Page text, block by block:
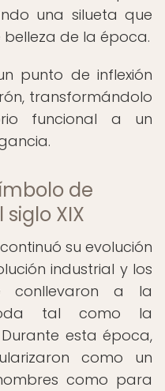
una silueta que
de la época.
punto de inflexión
transformándolo
funcional a un
de
XIX
su evolución
industrial y los
conllevaron a la
tal como la
esta época,
como un
como para